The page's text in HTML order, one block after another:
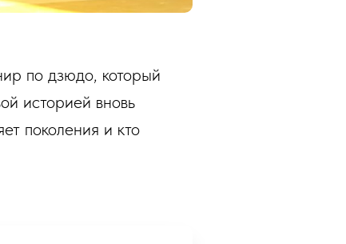
по дзюдо, который
историей вновь
поколения и кто